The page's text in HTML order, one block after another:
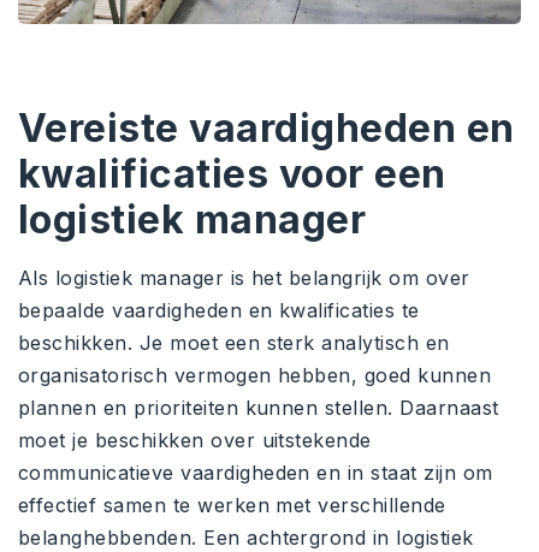
Vereiste vaardigheden en
kwalificaties voor een
logistiek manager
Als logistiek manager is het belangrijk om over
bepaalde vaardigheden en kwalificaties te
beschikken. Je moet een sterk analytisch en
organisatorisch vermogen hebben, goed kunnen
plannen en prioriteiten kunnen stellen. Daarnaast
moet je beschikken over uitstekende
communicatieve vaardigheden en in staat zijn om
effectief samen te werken met verschillende
belanghebbenden. Een achtergrond in logistiek